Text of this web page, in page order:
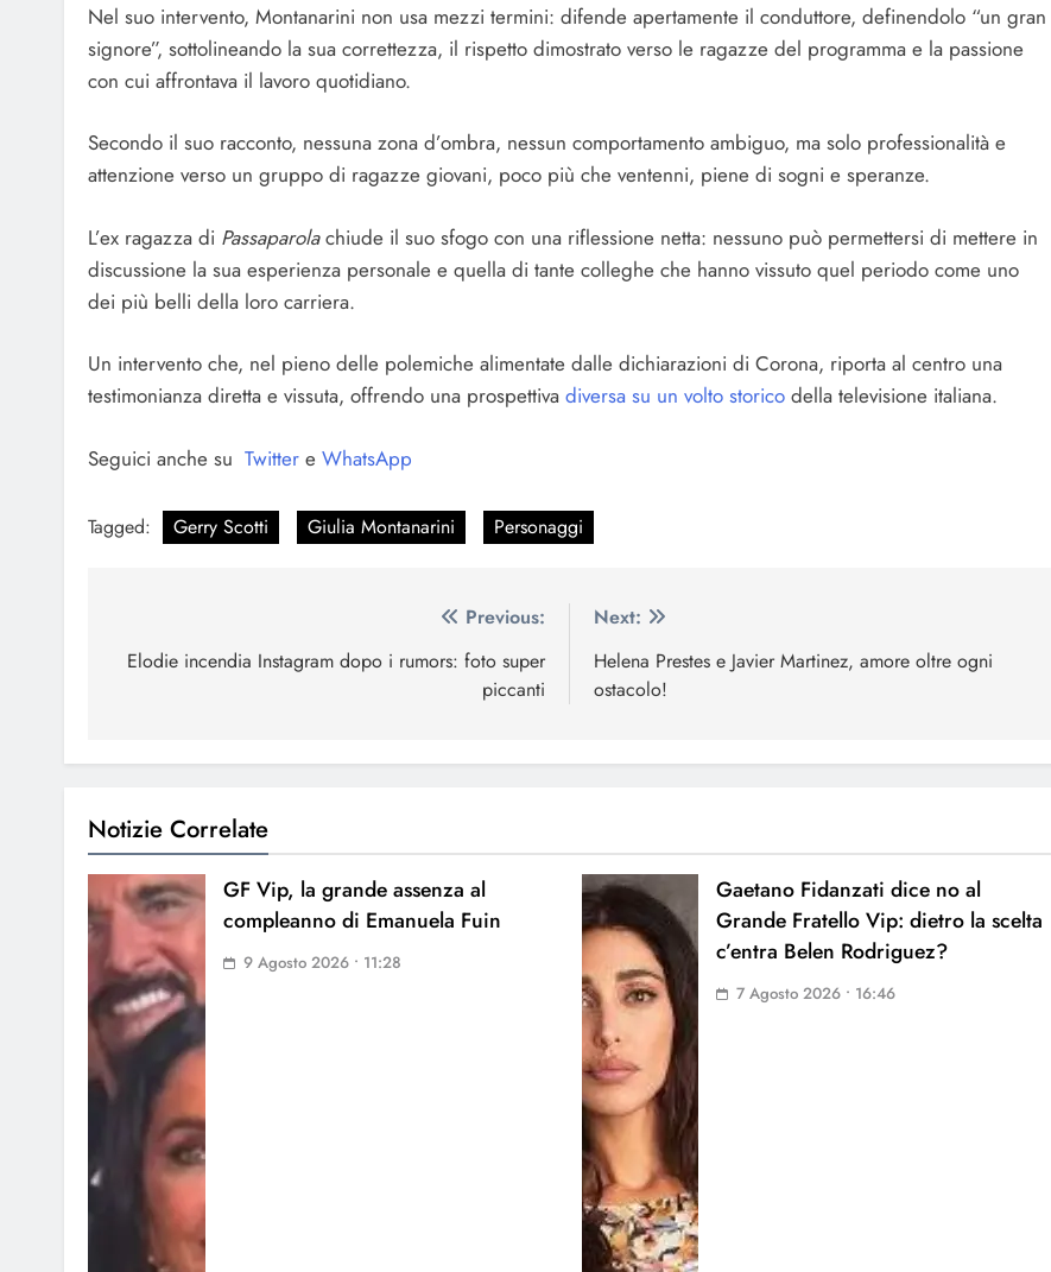
Nel suo intervento, Montanarini non usa mezzi termini: difende apertamente il conduttore, definendolo “un gran
signore”, sottolineando la sua correttezza, il rispetto dimostrato verso le ragazze del programma e la passione
con cui affrontava il lavoro quotidiano.
Secondo il suo racconto, nessuna zona d’ombra, nessun comportamento ambiguo, ma solo professionalità e
attenzione verso un gruppo di ragazze giovani, poco più che ventenni, piene di sogni e speranze.
L’ex ragazza di Passaparolachiude il suo sfogo con una riflessione netta: nessuno può permettersi di mettere in
discussione la sua esperienza personale e quella di tante colleghe che hanno vissuto quel periodo come uno
dei più belli della loro carriera.
Un intervento che, nel pieno delle polemiche alimentate dalle dichiarazioni di Corona, riporta al centro una
testimonianza diretta e vissuta, offrendo una prospettiva diversa su un volto storico della televisione italiana.
Seguici anche su Twitter e WhatsApp
Tagged: Gerry Scotti Giulia Montanarini Personaggi
articoli
Previous:
Elodie incendia Instagram dopo i rumors: foto super
piccanti
Next:
Helena Prestes e Javier Martinez, amore oltre ogni
ostacolo!
Notizie Correlate
GF Vip, la grande assenza al
compleanno di Emanuela Fuin
9 Agosto 2026 • 11:28
Gaetano Fidanzati dice no al
Grande Fratello Vip: dietro la scelta
c’entra Belen Rodriguez?
7 Agosto 2026 • 16:46